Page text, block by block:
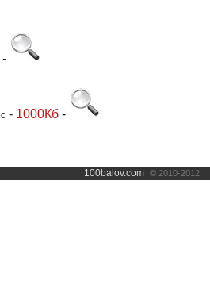
- 1000Кб-
100balov.com © 2010-2012